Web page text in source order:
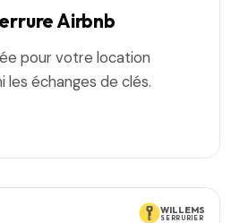
Airbnb
pour votre location
les échanges de clés.
WILLEMS
SERRURIER